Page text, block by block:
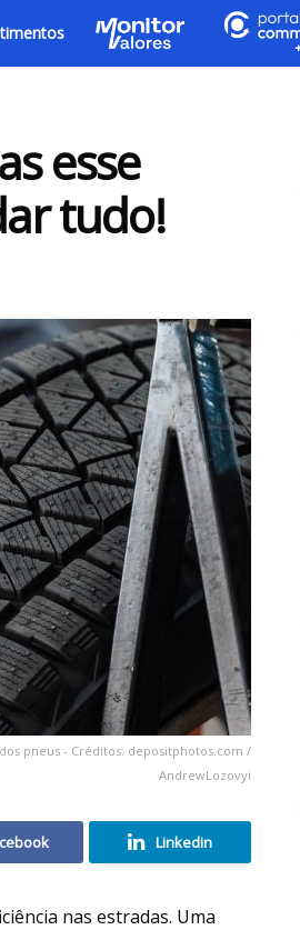
esse
tudo!
pneus - Créditos: depositphotos.com /
AndrewLozovyi
Linkedin
nas estradas. Uma